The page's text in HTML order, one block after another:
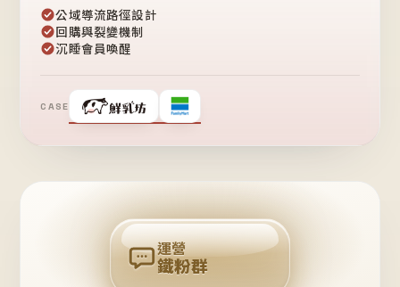
公域導流路徑設計
回購與裂變機制
沉睡會員喚醒
CASE
❤
粉
回
購
運營
鐵粉群